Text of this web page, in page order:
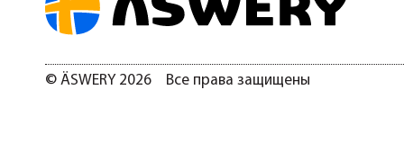
© ÄSWERY 2026 Все права защищены